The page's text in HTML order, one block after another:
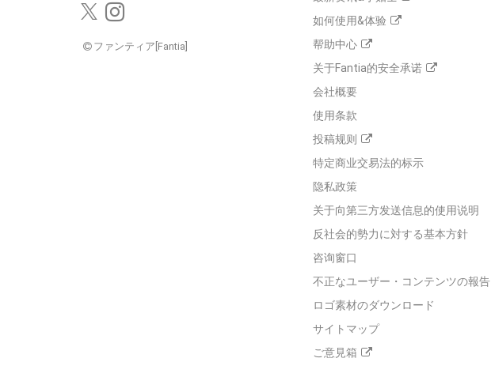
如何使用&体验
帮助中心
关于Fantia的安全承诺
会社概要
使用条款
投稿规则
特定商业交易法的标示
隐私政策
关于向第三方发送信息的使用说明
反社会的勢力に対する基本方針
咨询窗口
不正なユーザー・コンテンツの報告
ロゴ素材のダウンロード
サイトマップ
ご意見箱
ファンティア[Fantia]